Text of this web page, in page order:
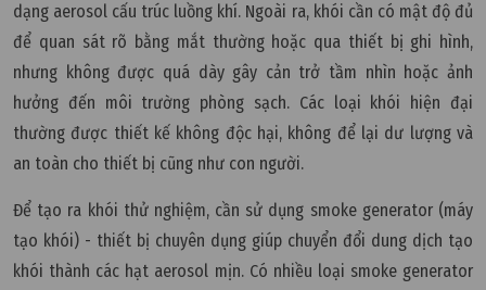
dạng aerosol cấu trúc luồng khí. Ngoài ra, khói cần có mật độ đủ
để quan sát rõ bằng mắt thường hoặc qua thiết bị ghi hình,
nhưng không được quá dày gây cản trở tầm nhìn hoặc ảnh
hưởng đến môi trường phòng sạch. Các loại khói hiện đại
thường được thiết kế không độc hại, không để lại dư lượng và
an toàn cho thiết bị cũng như con người.
Để tạo ra khói thử nghiệm, cần sử dụng smoke generator (máy
tạo khói) - thiết bị chuyên dụng giúp chuyển đổi dung dịch tạo
khói thành các hạt aerosol mịn. Có nhiều loại smoke generator